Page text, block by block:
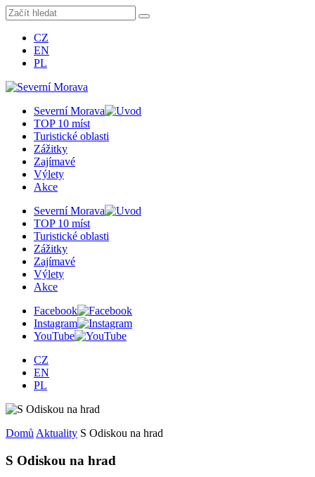
CZ
EN
PL
Severní Morava
TOP 10 míst
Turistické oblasti
Zážitky
Zajímavé
Výlety
Akce
Severní Morava
TOP 10 míst
Turistické oblasti
Zážitky
Zajímavé
Výlety
Akce
Facebook
Instagram
YouTube
CZ
EN
PL
Domů Aktuality S Odiskou na hrad
S Odiskou na hrad